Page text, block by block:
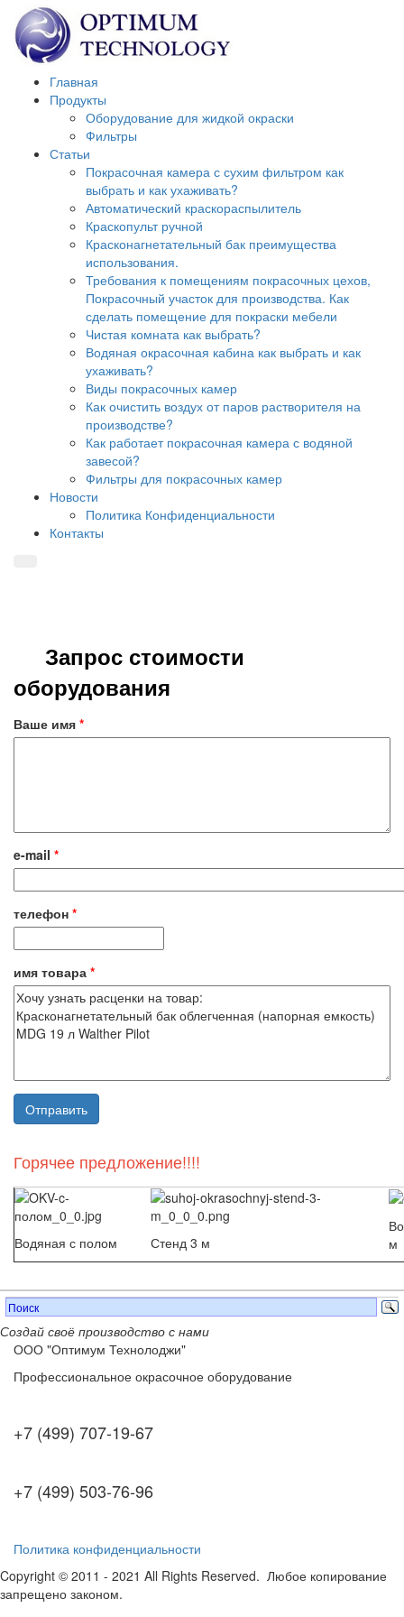
Главная
Продукты
Оборудование для жидкой окраски
Фильтры
Статьи
Покрасочная камера с сухим фильтром как
выбрать и как ухаживать?
Автоматический краскораспылитель
Краскопульт ручной
Красконагнетательный бак преимущества
использования.
Требования к помещениям покрасочных цехов,
Покрасочный участок для производства. Как
сделать помещение для покраски мебели
Чистая комната как выбрать?
Водяная окрасочная кабина как выбрать и как
ухаживать?
Виды покрасочных камер
Как очистить воздух от паров растворителя на
производстве?
Как работает покрасочная камера с водяной
завесой?
Фильтры для покрасочных камер
Новости
Политика Конфиденциальности
Контакты
Запрос стоимости
оборудования
Ваше имя *
e-mail *
телефон *
имя товара *
Горячее предложение!!!!
Водяная с полом Стенд 3 м
м
Создай своё производство с нами
ООО "Оптимум Технолоджи"
Профессиональное окрасочное оборудование
+7 (499) 707-19-67
+7 (499) 503-76-96
Политика конфиденциальности
Copyright © 2011 - 2021 All Rights Reserved. Любое копирование
запрещено законом.